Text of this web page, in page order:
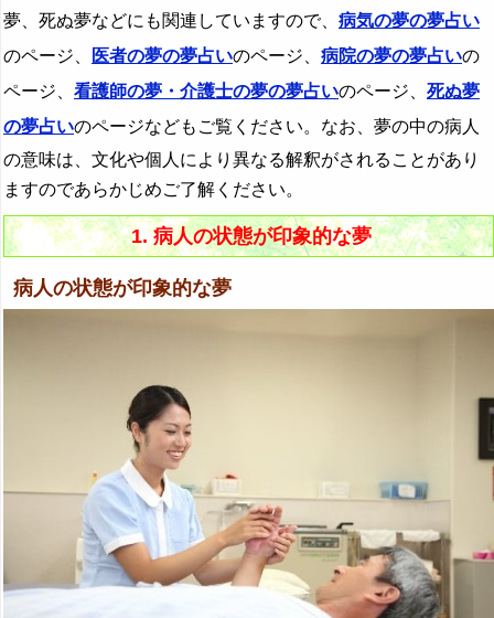
日焼けの夢→肌の夢・皮膚の夢
雹の夢→天気の夢・天候の夢
豹の夢の夢占い
憑依される夢の夢占い
病院の夢の夢占い
美容院の夢・美容師の夢の夢占い
ヒョウタンの夢の夢占い
ピラミッドの夢の夢占い
ヒラメの夢の夢占い
ヒルの夢の夢占い
ビルの夢の夢占い
昼間の夢の夢占い
拾う夢・拾われる夢の夢占い
夢、死ぬ夢などにも関連していますので、 病気の夢の夢占い
のページ、
医者の夢の夢占いのページ、 病院の夢の夢占いの
ページ、 看護師の夢・介護士の夢の夢占いのページ、 死ぬ夢
の夢占いのページなどもご覧ください。なお、夢の中の病人
の意味は、文化や個人により異なる解釈がされることがあり
ますのであらかじめご了解ください。
1. 病人の状態が印象的な夢
病人の状態が印象的な夢